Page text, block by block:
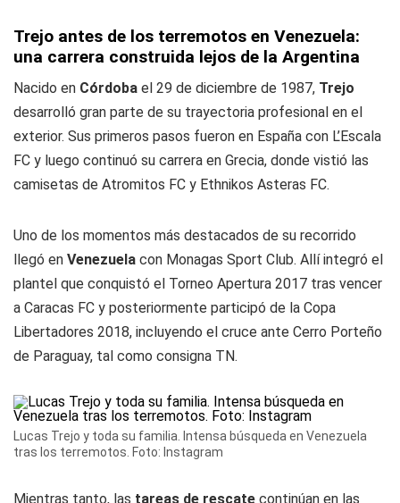
Trejo antes de los terremotos en Venezuela:
una carrera construida lejos de la Argentina
Nacido en Córdoba el 29 de diciembre de 1987, Trejo
desarrolló gran parte de su trayectoria profesional en el
exterior. Sus primeros pasos fueron en España con L’Escala
FC y luego continuó su carrera en Grecia, donde vistió las
camisetas de Atromitos FC y Ethnikos Asteras FC.
Uno de los momentos más destacados de su recorrido
llegó en Venezuela con Monagas Sport Club. Allí integró el
plantel que conquistó el Torneo Apertura 2017 tras vencer
a Caracas FC y posteriormente participó de la Copa
Libertadores 2018, incluyendo el cruce ante Cerro Porteño
de Paraguay, tal como consigna TN.
Lucas Trejo y toda su familia. Intensa búsqueda en Venezuela
tras los terremotos. Foto: Instagram
Mientras tanto, las tareas de rescate continúan en las